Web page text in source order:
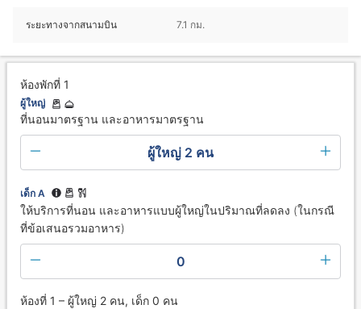
ระยะทางจากสนามบิน 7.1 กม.
ห้องพักที่ 1
ผู้ใหญ่
ที่นอนมาตรฐาน และอาหารมาตรฐาน
ผู้ใหญ่ 2 คน
เด็ก A
ให้บริการที่นอน และอาหารแบบผู้ใหญ่ในปริมาณที่ลดลง (ในกรณี
ที่ข้อเสนอรวมอาหาร)
0
ห้องที่ 1 – ผู้ใหญ่ 2 คน, เด็ก 0 คน